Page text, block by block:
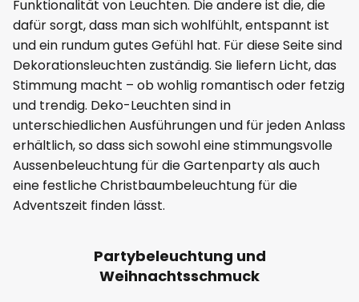
Funktionalität von Leuchten. Die andere ist die, die
dafür sorgt, dass man sich wohlfühlt, entspannt ist
und ein rundum gutes Gefühl hat. Für diese Seite sind
Dekorationsleuchten zuständig. Sie liefern Licht, das
Stimmung macht – ob wohlig romantisch oder fetzig
und trendig. Deko-Leuchten sind in
unterschiedlichen Ausführungen und für jeden Anlass
erhältlich, so dass sich sowohl eine stimmungsvolle
Aussenbeleuchtung für die Gartenparty als auch
eine festliche Christbaumbeleuchtung für die
Adventszeit finden lässt.
Partybeleuchtung und
Weihnachtsschmuck